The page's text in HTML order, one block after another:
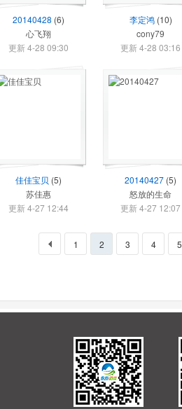
20140428 (6)
心飞翔
更新 4-28 09:30
李定鸿(10)
cony79
更新 4-28 03:16
佳佳宝贝 (5)
苏佳惠
更新 4-27 12:44
20140427 (5)
怒放的生命
更新 4-27 12:07
1 2 3 4 5